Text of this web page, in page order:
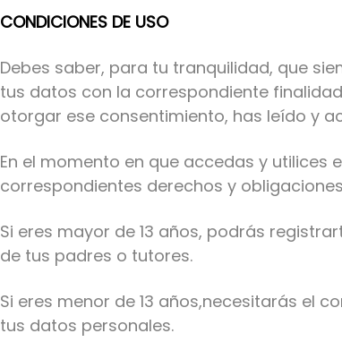
CONDICIONES DE USO
Debes saber, para tu tranquilidad, que
tus datos con la correspondiente
otorgar ese consentimiento, has leído y
En el momento en que accedas y utilices
correspondientes derechos y
Si eres mayor de 13 años, podrás
de tus padres o tutores.
Si eres menor de 13 años,necesitarás el
tus datos personales.